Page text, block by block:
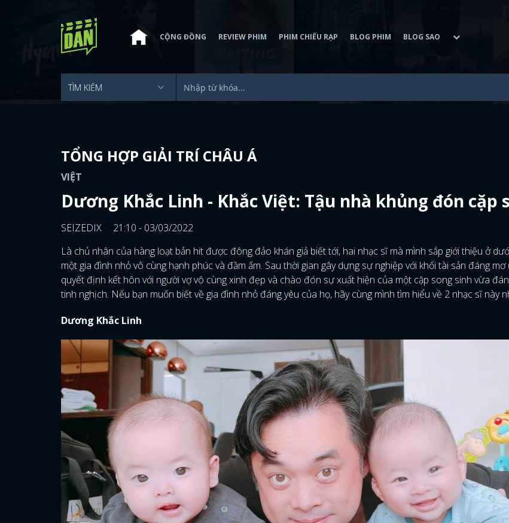
CỘNG ĐỒNG REVIEW PHIM PHIM CHIẾU RẠP BLOG PHIM BLOG SAO
TỔNG HỢP GIẢI TRÍ CHÂU Á
VIỆT
Dương Khắc Linh - Khắc Việt: Tậu nhà khủng đón cặp
SEIZEDIX
21:10 - 03/03/2022
Là chủ nhân của hàng loạt bản hit được đông đảo khán giả biết tới, hai nhạc sĩ mà mình sắp giới thiệu ở
một gia đình nhỏ vô cùng hạnh phúc và đầm ấm. Sau thời gian gây dựng sự nghiệp với khối tài sản đáng
quyết định kết hôn với người vợ vô cùng xinh đẹp và chào đón sự xuất hiện của một cặp song sinh vừa
tinh nghịch. Nếu bạn muốn biết về gia đình nhỏ đáng yêu của họ, hãy cùng mình tìm hiểu về 2 nhạc sĩ này
Dương Khắc Linh